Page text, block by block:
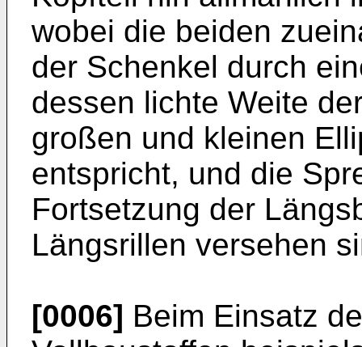
wobei die beiden
der Schenkel durch
dessen lichte Weite
großen und kleinen
entspricht, und die
Fortsetzung der
Längsrillen versehen
[0006] Beim Einsatz